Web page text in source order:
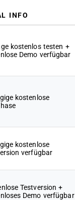
INFO
kostenlos testen +
Demo verfügbar
kostenlose
kostenlose
verfügbar
Testversion +
Demo verfügbar